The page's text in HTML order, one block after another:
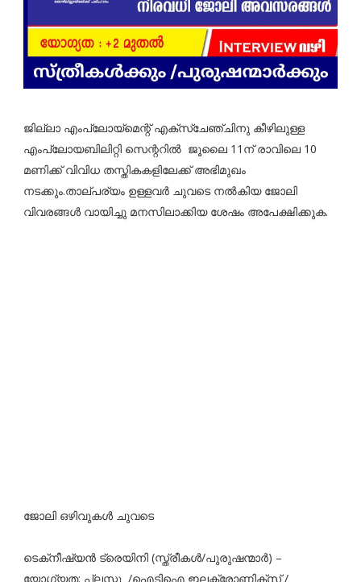
ജില്ലാ എംപ്ലോയ്മെന്റ് എക്‌സ്‌ചേഞ്ചിനു കീഴിലുള്ള
എംപ്ലോയബിലിറ്റി സെന്ററിൽ ജൂലൈ 11ന് രാവിലെ 10
മണിക്ക് വിവിധ തസ്തികകളിലേക്ക് അഭിമുഖം
നടക്കും.താല്പര്യം ഉള്ളവർ ചുവടെ നൽകിയ ജോലി
വിവരങ്ങൾ വായിച്ചു മനസിലാക്കിയ ശേഷം അപേക്ഷിക്കുക.
ജോലി ഒഴിവുകൾ ചുവടെ
ടെക്‌നീഷ്യൻ ട്രെയിനി (സ്ത്രീകൾ/പുരുഷന്മാർ) –
യോഗ്യത: പ്ലസ്ടു /ഐടിഐ ഇലക്ട്രോണിക്‌സ് /